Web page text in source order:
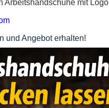
Arbeitshandschuhe mit Logo
und Angebot erhalten!